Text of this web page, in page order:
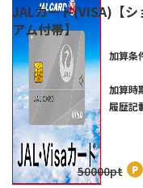
JALカード(VISA)【シ
アム付帯】
50000pt
加算条
加算時
履歴記